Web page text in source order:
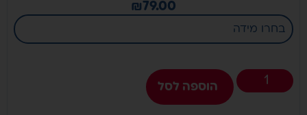
₪79.00
הוספה לסל